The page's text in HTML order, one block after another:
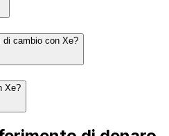
cambio con Xe?
Xe?